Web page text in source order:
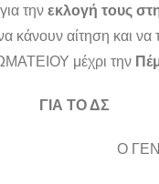
την εκλογή τους
κάνουν αίτηση και
μέχρι την
ΓΙΑ ΤΟ ΔΣ
Ο